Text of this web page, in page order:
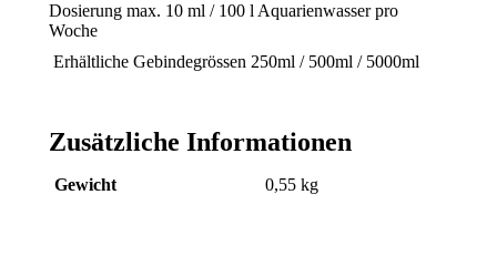
Dosierung max. 10 ml / 100 l Aquarienwasser pro
Woche
Erhältliche Gebindegrössen 250ml / 500ml / 5000ml
Zusätzliche Informationen
Gewicht 0,55 kg